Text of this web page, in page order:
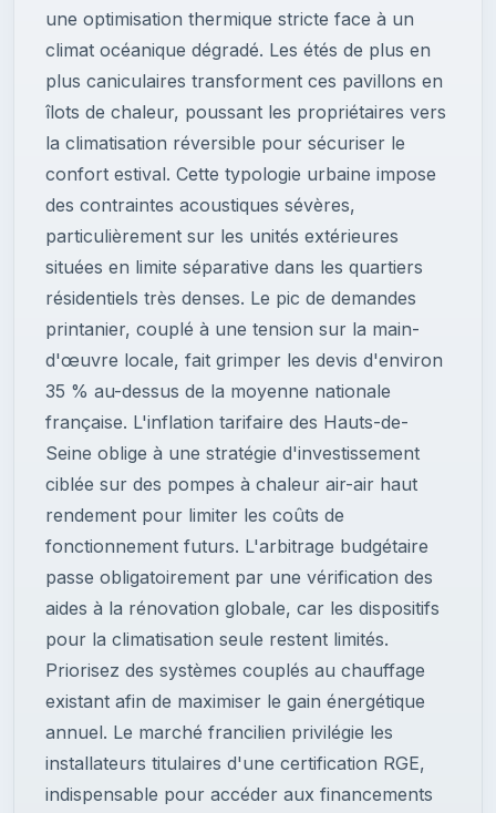
une optimisation thermique stricte face à un
climat océanique dégradé. Les étés de plus en
plus caniculaires transforment ces pavillons en
îlots de chaleur, poussant les propriétaires vers
la climatisation réversible pour sécuriser le
confort estival. Cette typologie urbaine impose
des contraintes acoustiques sévères,
particulièrement sur les unités extérieures
situées en limite séparative dans les quartiers
résidentiels très denses. Le pic de demandes
printanier, couplé à une tension sur la main-
d'œuvre locale, fait grimper les devis d'environ
35 % au-dessus de la moyenne nationale
française. L'inflation tarifaire des Hauts-de-
Seine oblige à une stratégie d'investissement
ciblée sur des pompes à chaleur air-air haut
rendement pour limiter les coûts de
fonctionnement futurs. L'arbitrage budgétaire
passe obligatoirement par une vérification des
aides à la rénovation globale, car les dispositifs
pour la climatisation seule restent limités.
Priorisez des systèmes couplés au chauffage
existant afin de maximiser le gain énergétique
annuel. Le marché francilien privilégie les
installateurs titulaires d'une certification RGE,
indispensable pour accéder aux financements